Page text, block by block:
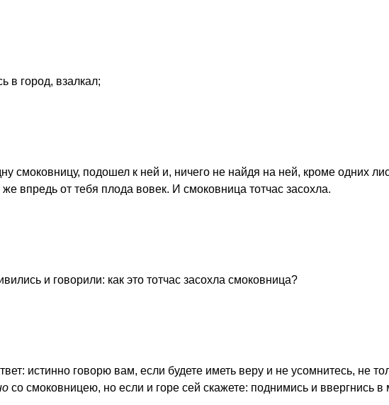
в город, взалкал;
смоковницу, подошел к ней и, ничего не найдя на ней, кроме одних
же впредь от тебя плода вовек. И смоковница тотчас засохла.
и говорили: как это тотчас засохла смоковница?
истинно говорю вам, если будете иметь веру и не усомнитесь, не
со смоковницею, но если и горе сей скажете: поднимись и ввергнись в